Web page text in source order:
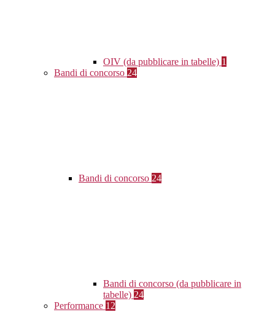
OIV (da pubblicare in tabelle) 1
Bandi di concorso 24
Bandi di concorso 24
Bandi di concorso (da pubblicare in
tabelle) 24
Performance 12